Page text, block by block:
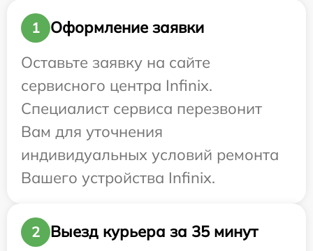
1
Оформление заявки
Оставьте заявку на сайте
сервисного центра Infinix.
Специалист сервиса перезвонит
Вам для уточнения
индивидуальных условий ремонта
Вашего устройства Infinix.
2
Выезд курьера за 35 минут